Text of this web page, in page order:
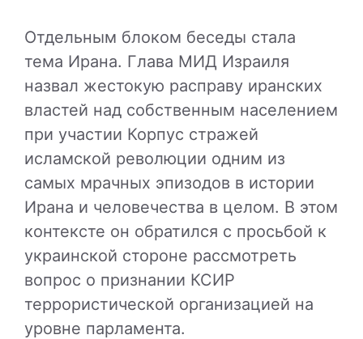
Отдельным блоком беседы стала
тема Ирана. Глава МИД Израиля
назвал жестокую расправу иранских
властей над собственным населением
при участии Корпус стражей
исламской революции одним из
самых мрачных эпизодов в истории
Ирана и человечества в целом. В этом
контексте он обратился с просьбой к
украинской стороне рассмотреть
вопрос о признании КСИР
террористической организацией на
уровне парламента.